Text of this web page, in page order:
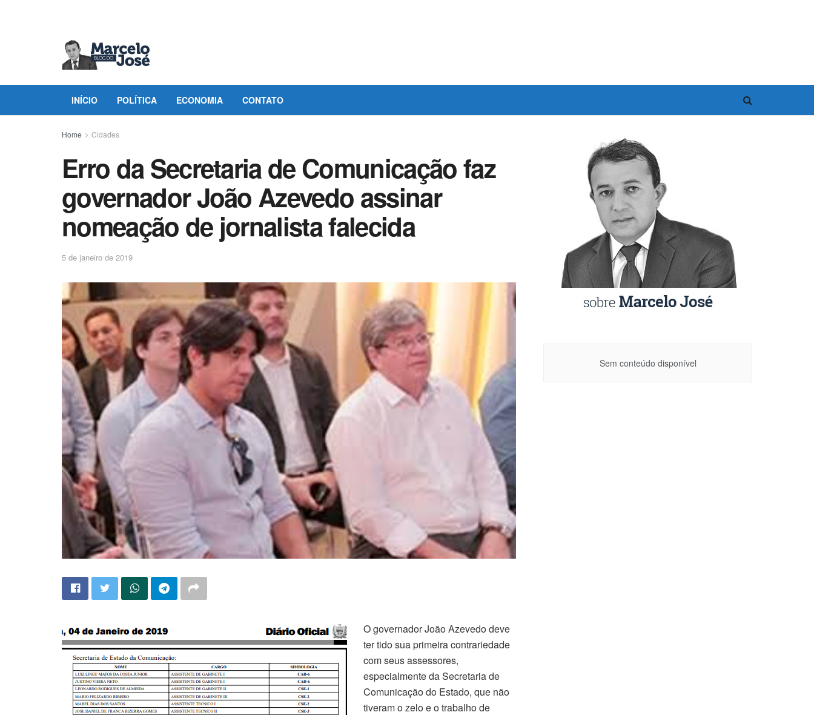
INÍCIO POLÍTICA ECONOMIA CONTATO
Home Cidades
Erro da Secretaria de Comunicação faz
governador João Azevedo assinar
nomeação de jornalista falecida
5 de janeiro de 2019
O governador João Azevedo deve
ter tido sua primeira contrariedade
com seus assessores,
especialmente da Secretaria de
Comunicação do Estado, que não
tiveram o zelo e o trabalho de
Sem conteúdo disponível